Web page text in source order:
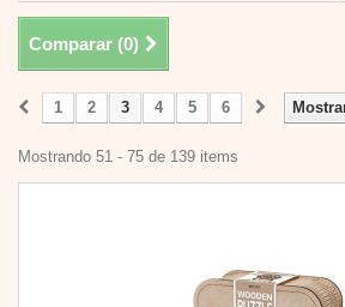
Comparar (0)
1 2 3 4 5 6
Mostrando 51 - 75 de 139 items